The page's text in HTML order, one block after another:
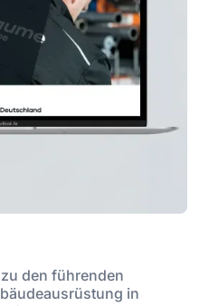
den führenden
in